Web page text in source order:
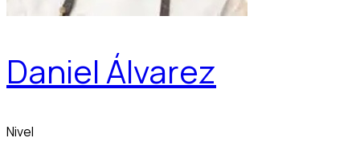
Daniel Álvarez
Nivel